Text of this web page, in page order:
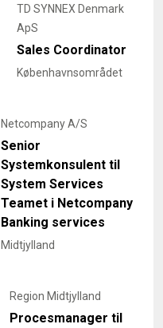
TD SYNNEX Denmark
ApS
Sales Coordinator
Københavnsområdet
Netcompany A/S
Senior
Systemkonsulent til
System Services
Teamet i Netcompany
Banking services
Midtjylland
Region Midtjylland
Procesmanager til